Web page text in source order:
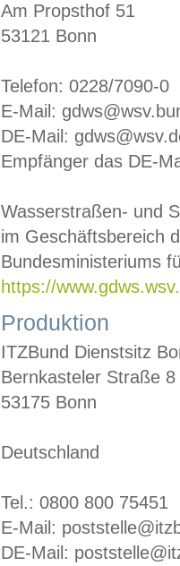
Am Propsthof 51
53121 Bonn
Telefon: 0228/7090-0
E-Mail:
DE-Mail:
Empfänger das DE-
Wasserstraßen- und
im Geschäftsbereich
Bundesministeriums
https://
Produktion
ITZBund Dienstsitz
Bernkasteler Straße 8
53175 Bonn
Deutschland
Tel.: 0800 800 75451
E-Mail:
DE-Mail: